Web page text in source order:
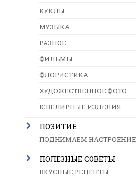
КУКЛЫ
МУЗЫКА
РАЗНОЕ
ФИЛЬМЫ
ФЛОРИСТИКА
ХУДОЖЕСТВЕННОЕ ФОТО
ЮВЕЛИРНЫЕ ИЗДЕЛИЯ
ПОЗИТИВ
ПОДНИМАЕМ НАСТРОЕНИЕ
ПОЛЕЗНЫЕ СОВЕТЫ
ВКУСНЫЕ РЕЦЕПТЫ